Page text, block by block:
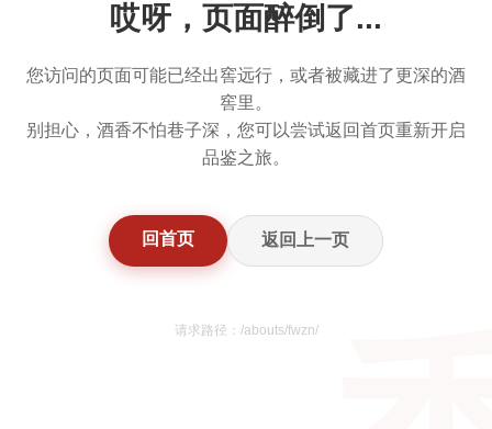
哎呀，页面醉倒了...
您访问的页面可能已经出窖远行，或者被藏进了更深的酒
窖里。
别担心，酒香不怕巷子深，您可以尝试返回首页重新开启
品鉴之旅。
回首页 返回上一页
请求路径：/abouts/fwzn/